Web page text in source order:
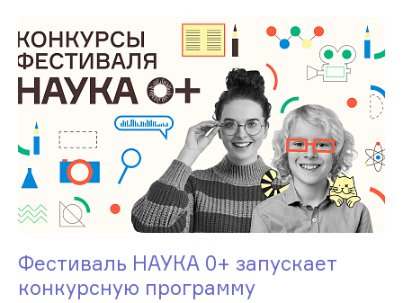
Фестиваль НАУКА 0+ запускает
конкурсную программу